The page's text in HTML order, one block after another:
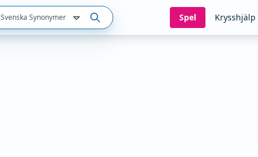
Svenska Synonymer Spel Krysshjälp